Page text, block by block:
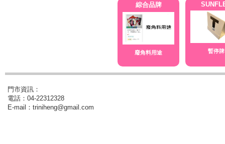
綜合品牌
廢角料用途 暫停牌
門市資訊：
電話：04-22312328
E-mail：triniheng@gmail.com